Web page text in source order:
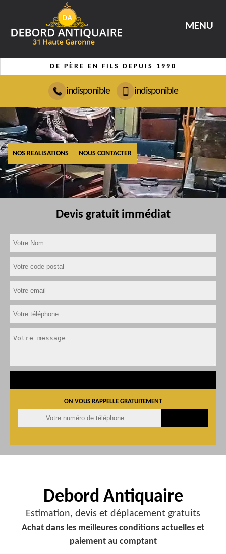
MENU
DE PÈRE EN FILS DEPUIS 1990
indisponible indisponible
NOS REALISATIONS NOUS CONTACTER
Devis gratuit immédiat
ON VOUS RAPPELLE GRATUITEMENT
Debord Antiquaire
Estimation, devis et déplacement gratuits
Achat dans les meilleures conditions actuelles et
paiement au comptant